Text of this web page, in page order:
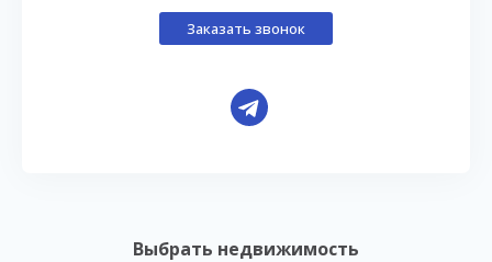
Выбрать недвижимость
Заказать звонок